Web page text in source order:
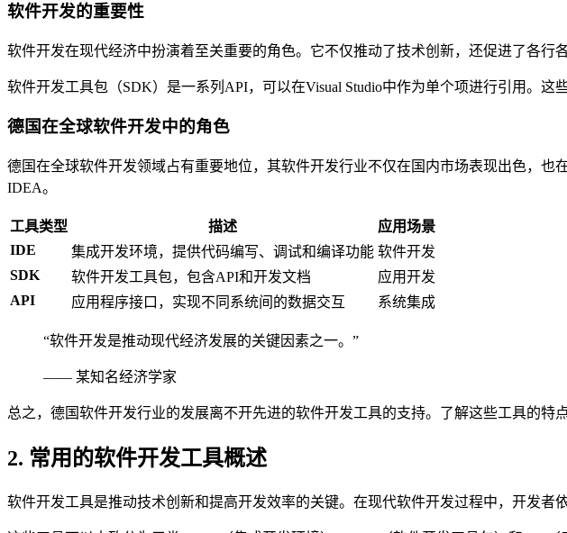
软件开发的重要性
软件开发在现代经济中扮演着至关重要的角色。它不仅推动了技术创新，还促进了各行
软件开发工具包（SDK）是一系列API，可以在Visual Studio中作为单个项进行引用。这
德国在全球软件开发中的角色
德国在全球软件开发领域占有重要地位，其软件开发行业不仅在国内市场表现出色，
IDEA。
工具类型 描述
应用场景
IDE
集成开发环境，提供代码编写、调试和编译功能 软件开发
SDK
软件开发工具包，包含API和开发文档
应用开发
API
应用程序接口，实现不同系统间的数据交互 系统集成
“软件开发是推动现代经济发展的关键因素之一。”
—— 某知名经济学家
总之，德国软件开发行业的发展离不开先进的软件开发工具的支持。了解这些工具的特
2. 常用的软件开发工具概述
软件开发工具是推动技术创新和提高开发效率的关键。在现代软件开发过程中，开发者